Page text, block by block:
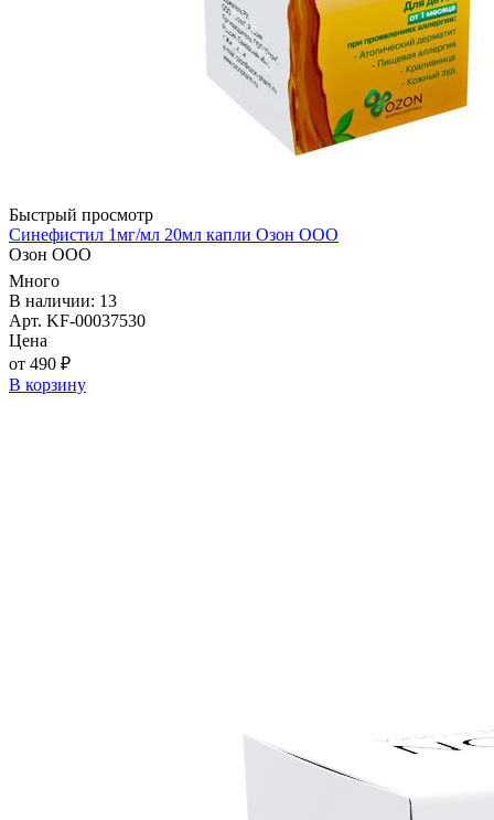
Быстрый просмотр
Синефистил 1мг/мл 20мл капли Озон ООО
Озон ООО
Много
В наличии: 13
Арт. KF-00037530
Цена
от 490 ₽
В корзину